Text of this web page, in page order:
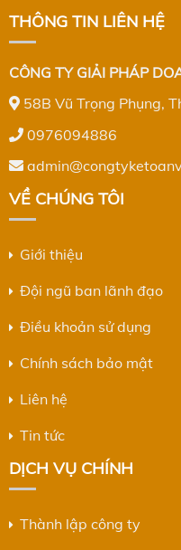
THÔNG TIN LIÊN HỆ
CÔNG TY GIẢI PHÁP
58B Vũ Trọng Phụng,
0976094886
VỀ CHÚNG TÔI
Giới thiệu
Đội ngũ ban lãnh đạo
Điều khoản sử dụng
Chính sách bảo mật
Liên hệ
Tin tức
DỊCH VỤ CHÍNH
Thành lập công ty